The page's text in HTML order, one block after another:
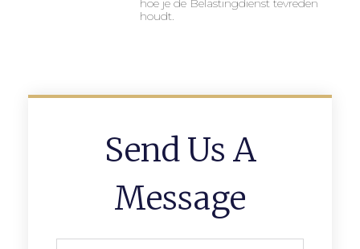
hoe je de Belastingdienst tevreden
houdt.
Send Us A
Message